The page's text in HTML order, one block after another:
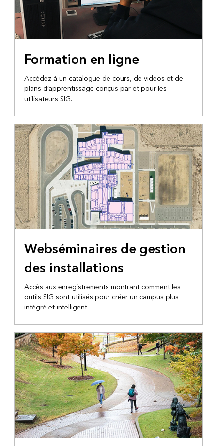
Formation en ligne
Accédez à un catalogue de cours, de vidéos et de
plans d’apprentissage conçus par et pour les
utilisateurs SIG.
Webséminaires de gestion
des installations
Accès aux enregistrements montrant comment les
outils SIG sont utilisés pour créer un campus plus
intégré et intelligent.